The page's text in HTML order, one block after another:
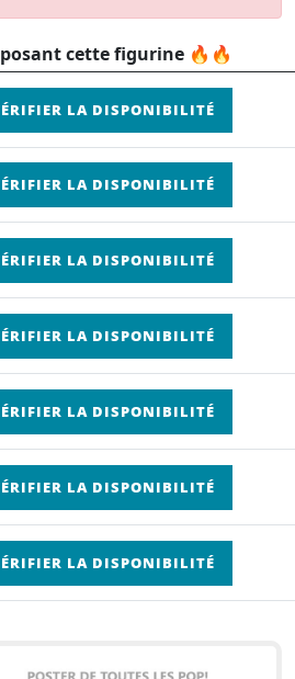
cette figurine 🔥🔥
LA DISPONIBILITÉ
LA DISPONIBILITÉ
LA DISPONIBILITÉ
LA DISPONIBILITÉ
LA DISPONIBILITÉ
LA DISPONIBILITÉ
LA DISPONIBILITÉ